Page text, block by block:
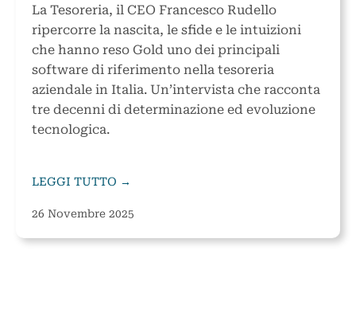
La Tesoreria, il CEO Francesco Rudello
ripercorre la nascita, le sfide e le intuizioni
che hanno reso Gold uno dei principali
software di riferimento nella tesoreria
aziendale in Italia. Un’intervista che racconta
tre decenni di determinazione ed evoluzione
tecnologica.
LEGGI TUTTO →
26 Novembre 2025